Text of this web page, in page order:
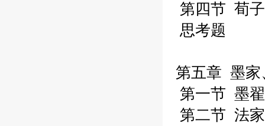
第四节 荀
思考题
第五章 墨家
第一节 墨
第二节 法